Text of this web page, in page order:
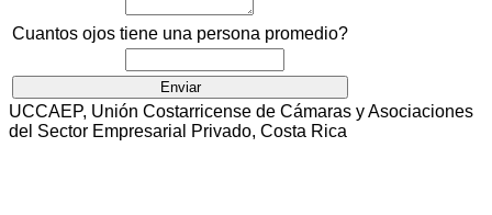
Cuantos ojos tiene una persona promedio?
UCCAEP, Unión Costarricense de Cámaras y Asociaciones
del Sector Empresarial Privado, Costa Rica